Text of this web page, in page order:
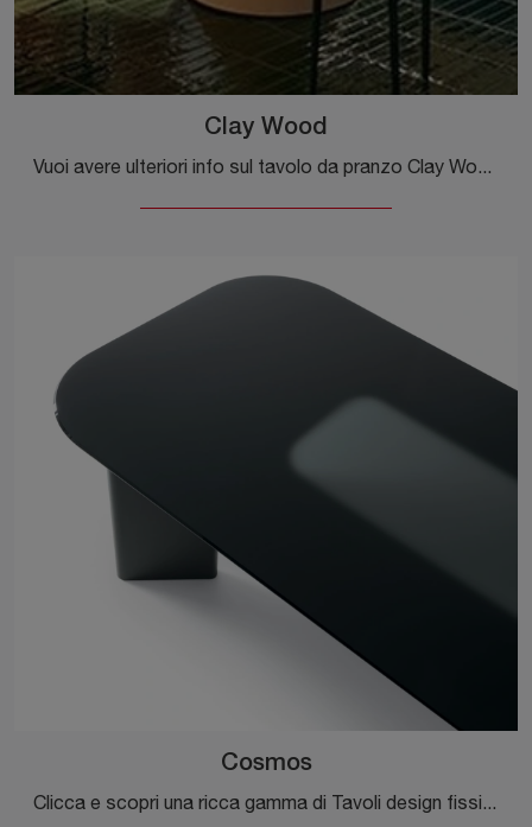
Clay Wood
Vuoi avere ulteriori info sul tavolo da pranzo Clay Wood di Desalto? Clicca e ottieni informazioni sui modelli fissi della marca.
Cosmos
Clicca e scopri una ricca gamma di Tavoli design fissi da pranzo! Il modello Cosmos di Ditre Italia ti aspetta.